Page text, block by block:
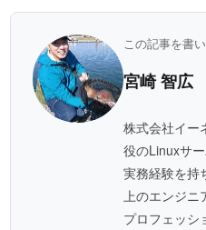
この記事を書
宮崎 智広
株式会社イー
役のLinuxサ
実務経験を持
上のエンジ
プロフェッシ